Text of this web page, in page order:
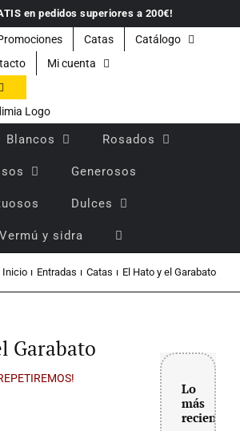
en pedidos superiores a 200€!
Catas
Catálogo
Mi cuenta
Blancos Rosados
Generosos
Dulces
Vermú y sidra
Inicio Entradas Catas El Hato y el Garabato
Garabato
Lo
más
reciente